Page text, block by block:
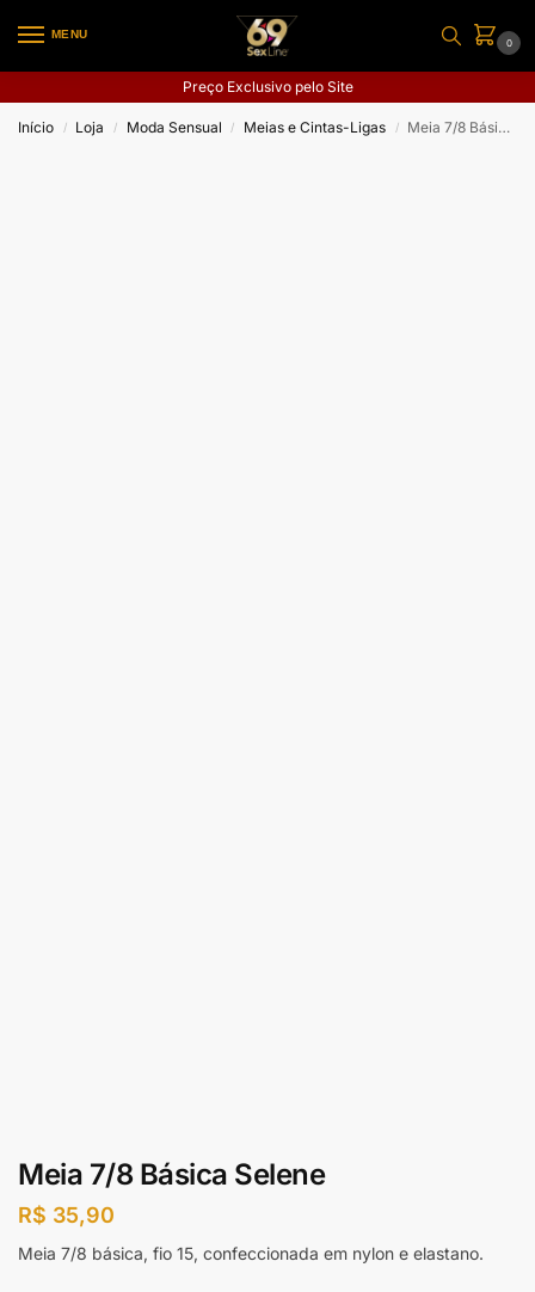
MENU
0
Preço Exclusivo pelo Site
Início / Loja / Moda Sensual / Meias e Cintas-Ligas / Meia 7/8 Básica Selene
Meia 7/8 Básica Selene
R$ 35,90
Meia 7/8 básica, fio 15, confeccionada em nylon e elastano.